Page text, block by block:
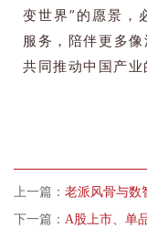
变世界”的愿景，
服务，陪伴更多
共同推动中国产业
上一篇： 老派风骨与数
下一篇： A股上市、单